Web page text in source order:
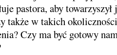
pastora, aby
także w takich
Czy ma być gotowy